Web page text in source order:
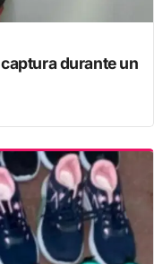
durante un